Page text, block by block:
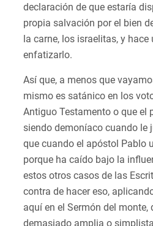
declaración de que estaría
propia salvación por el bien
la carne, los israelitas, y hace
enfatizarlo.
Así que, a menos que
mismo es satánico en los
Antiguo Testamento o que el
siendo demoníaco cuando le
que cuando el apóstol Pablo
porque ha caído bajo la
estos otros casos de las
contra de hacer eso,
aquí en el Sermón del monte,
demasiado amplia o